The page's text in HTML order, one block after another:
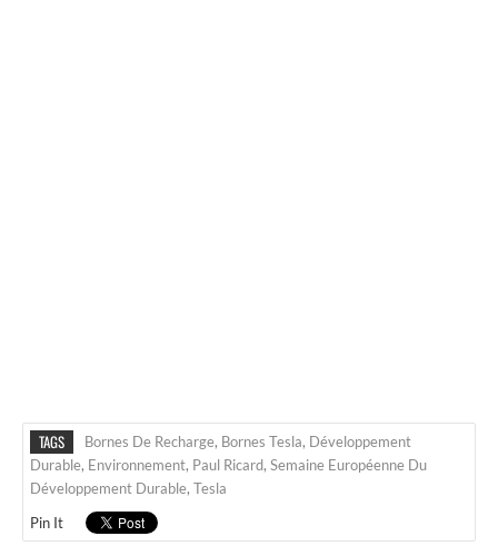
TAGS Bornes De Recharge, Bornes Tesla, Développement
Durable, Environnement, Paul Ricard, Semaine Européenne Du
Développement Durable, Tesla
Pin It